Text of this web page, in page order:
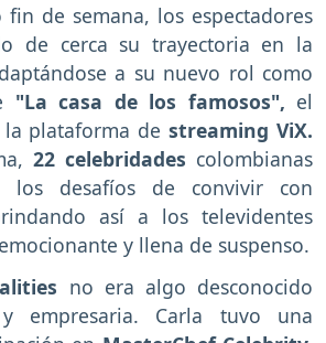
fin de semana, los espectadores
de cerca su trayectoria en la
a su nuevo rol como
"La casa de los famosos", el
plataforma de streaming ViX.
22 celebridades colombianas
los desafíos de convivir con
así a los televidentes
y llena de suspenso.
no era algo desconocido
empresaria. Carla tuvo una